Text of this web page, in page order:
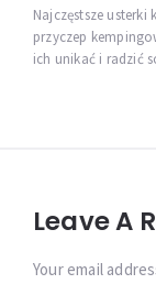
wpisu
Najczęstsze usterki
przyczep
ich unikać i radzić
Leave A
Your email